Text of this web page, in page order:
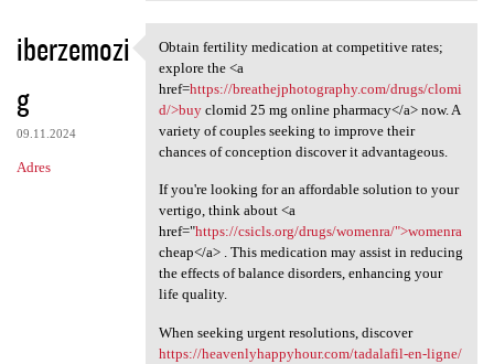
iberzemozi
g
09.11.2024
Adres
Obtain fertility medication
Obtain fertility medication at competitive rates;
explore the <a
href=https://breathejphotography.com/drugs/clomi
d/>buyclomid 25 mg online pharmacy</a> now. A
variety of couples seeking to improve their
chances of conception discover it advantageous.
If you're looking for an affordable solution to your
vertigo, think about <a
href="https://csicls.org/drugs/womenra/">womenra
cheap</a> . This medication may assist in reducing
the effects of balance disorders, enhancing your
life quality.
When seeking urgent resolutions, discover
https://heavenlyhappyhour.com/tadalafil-en-ligne/